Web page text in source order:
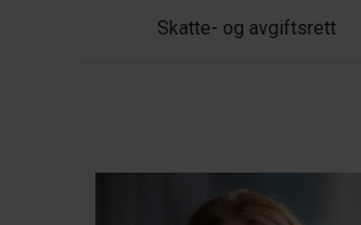
Skatte- og avgiftsrett